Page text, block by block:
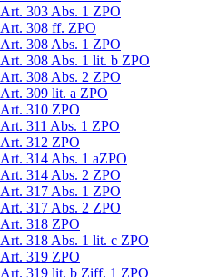
Art. 303 Abs. 1 ZPO
Art. 308 ff. ZPO
Art. 308 Abs. 1 ZPO
Art. 308 Abs. 1 lit. b ZPO
Art. 308 Abs. 2 ZPO
Art. 309 lit. a ZPO
Art. 310 ZPO
Art. 311 Abs. 1 ZPO
Art. 312 ZPO
Art. 314 Abs. 1 aZPO
Art. 314 Abs. 2 ZPO
Art. 317 Abs. 1 ZPO
Art. 317 Abs. 2 ZPO
Art. 318 ZPO
Art. 318 Abs. 1 lit. c ZPO
Art. 319 ZPO
Art. 319 lit. b Ziff. 1 ZPO